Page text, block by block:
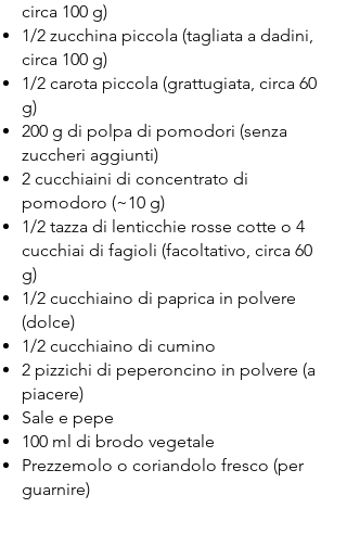
circa 100 g)
1/2 zucchina piccola (tagliata a dadini,
circa 100 g)
1/2 carota piccola (grattugiata, circa 60
g)
200 g di polpa di pomodori (senza
zuccheri aggiunti)
2 cucchiaini di concentrato di
pomodoro (~10 g)
1/2 tazza di lenticchie rosse cotte o 4
cucchiai di fagioli (facoltativo, circa 60
g)
1/2 cucchiaino di paprica in polvere
(dolce)
1/2 cucchiaino di cumino
2 pizzichi di peperoncino in polvere (a
piacere)
Sale e pepe
100 ml di brodo vegetale
Prezzemolo o coriandolo fresco (per
guarnire)